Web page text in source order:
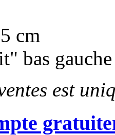
cm
bas gauche
est